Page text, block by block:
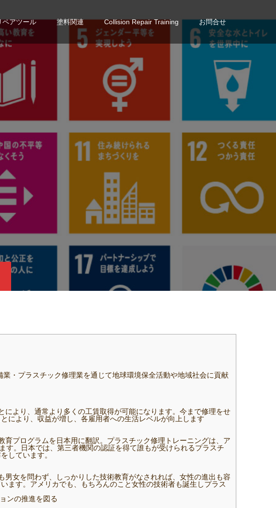
ペアツール 塗料関連 Collision Repair Training お問合せ
・プラスチック修理業を通じて地球環境保全活動や地域社会に貢献
より、通常より多くの工賃取得が可能になります。今まで修理をせ
により、収益が増し、各雇用者への生活レベルが向上します
プログラムを日本用に翻訳。プラスチック修理トレーニングは、ア
す。日本では、第三者機関の認証を得て誰もが受けられるプラスチ
しています。
女を問わず、しっかりした技術教育がなされれば、女性の進出も容
ます。アメリカでも、もちろんのこと女性の技術者も誕生しプラス
ンの推進を図る